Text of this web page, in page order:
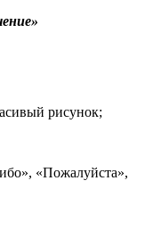
рисунок;
«Пожалуйста»,